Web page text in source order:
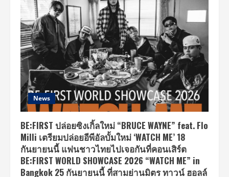
News
BE:FIRST ปล่อยซิงเกิ้ลใหม่ “BRUCE WAYNE” feat. Flo
Milli เตรียมปล่อยอีพีอัลบั้มใหม่ ‘WATCH ME’ 18
กันยายนนี้ แฟนชาวไทยไปเจอกันที่คอนเสิร์ต
BE:FIRST WORLD SHOWCASE 2026 “WATCH ME” in
Bangkok 25 กันยายนนี้ ที่สามย่านมิตร ทาวน์ ฮอลล์